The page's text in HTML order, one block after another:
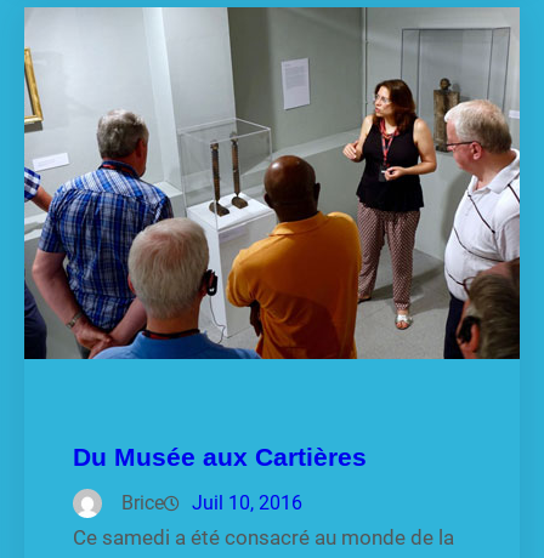
Du Musée aux Cartières
Brice Juil 10, 2016
Ce samedi a été consacré au monde de la